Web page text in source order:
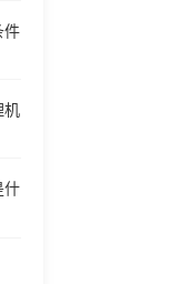
件
机
什